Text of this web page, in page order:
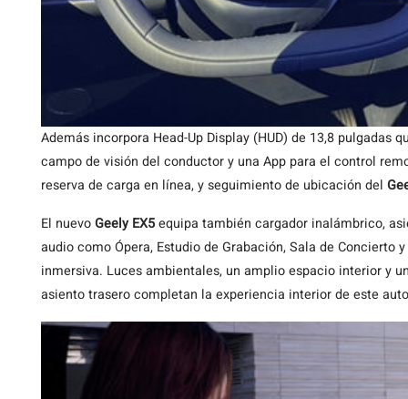
Además incorpora Head-Up Display (HUD) de 13,8
campo de visión del conductor y una App para el control
reserva de carga en línea, y seguimiento de ubicación del
El nuevoGeely EX5equipa también cargador inalámbrico,
audio como Ópera, Estudio de Grabación, Sala de Concierto
inmersiva. Luces ambientales, un amplio espacio interior y
asiento trasero completan la experiencia interior de este